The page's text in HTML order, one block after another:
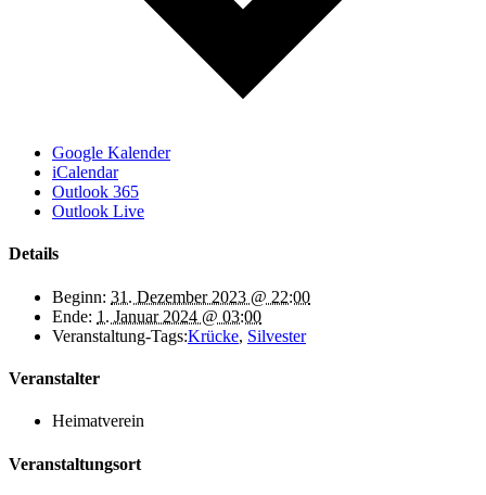
Google Kalender
iCalendar
Outlook 365
Outlook Live
Details
Beginn: 31. Dezember 2023 @ 22:00
Ende: 1. Januar 2024 @ 03:00
Veranstaltung-Tags:Krücke, Silvester
Veranstalter
Heimatverein
Veranstaltungsort